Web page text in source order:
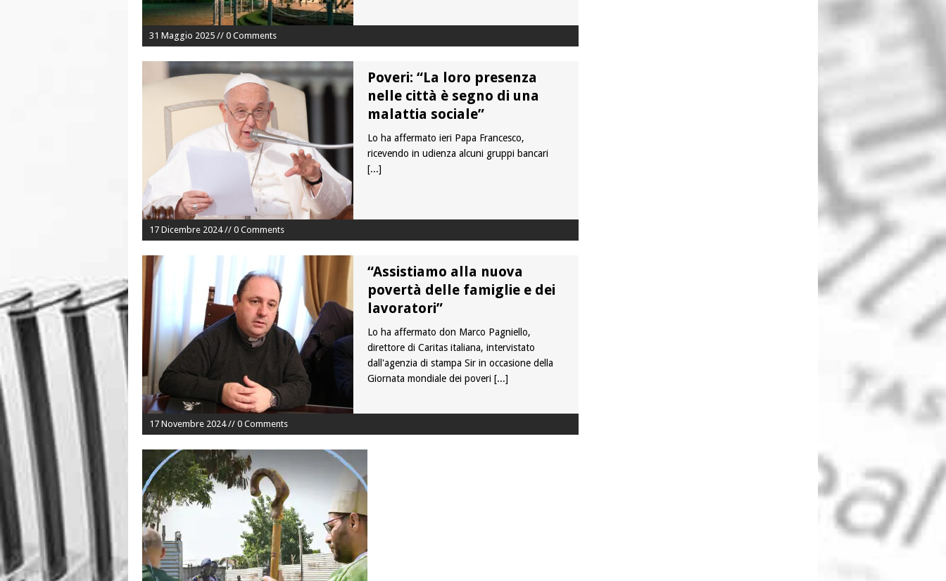
31 Maggio 2025 // 0 Comments
Poveri: “La loro presenza
nelle città è segno di una
malattia sociale”
Lo ha affermato ieri Papa Francesco,
ricevendo in udienza alcuni gruppi bancari
[...]
17 Dicembre 2024 // 0 Comments
“Assistiamo alla nuova
povertà delle famiglie e dei
lavoratori”
Lo ha affermato don Marco Pagniello,
direttore di Caritas italiana, intervistato
dall'agenzia di stampa Sir in occasione della
Giornata mondiale dei poveri [...]
17 Novembre 2024 // 0 Comments